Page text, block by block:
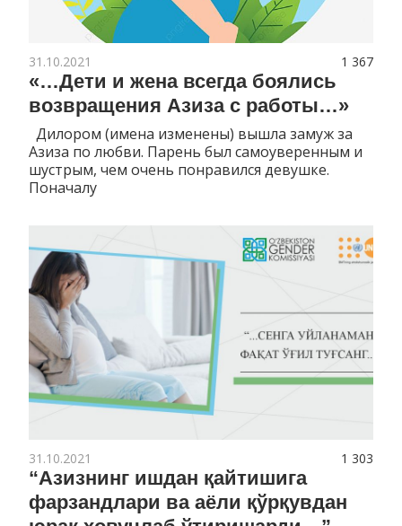
1 367
31.10.2021
«…Дети и жена всегда боялись
возвращения Азиза с работы…»
Дилором (имена изменены) вышла замуж за
Азиза по любви. Парень был самоуверенным и
шустрым, чем очень понравился девушке.
Поначалу
1 303
31.10.2021
“Азизнинг ишдан қайтишига
фарзандлари ва аёли қўрқувдан